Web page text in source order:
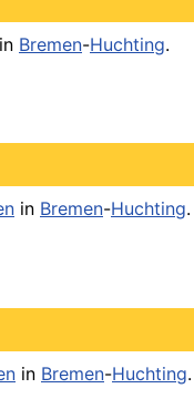
in Bremen-Huchting.
in Bremen-Huchting.
in Bremen-Huchting.